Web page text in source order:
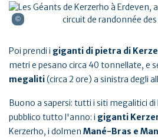
Poi prendi i giganti di pietra di
metri e pesano circa 40 tonnellate, e
megaliti(circa 2 ore) a sinistra degli
Buono a sapersi: tutti i siti megalitici di
pubblico tutto l'anno: i giganti
Kerzerho, i dolmen Mané-Bras e